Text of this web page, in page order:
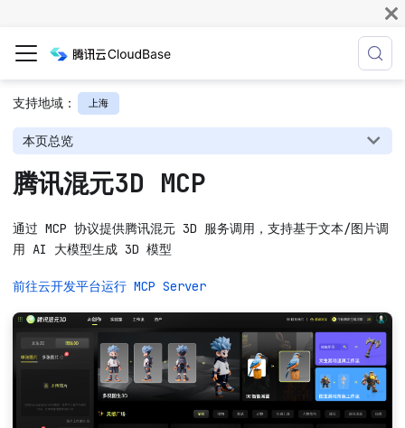
支持地域： 上海
本页总览
腾讯混元3D MCP
通过 MCP 协议提供腾讯混元 3D 服务调用，支持基于文本/图片调
用 AI 大模型生成 3D 模型
前往云开发平台运行 MCP Server